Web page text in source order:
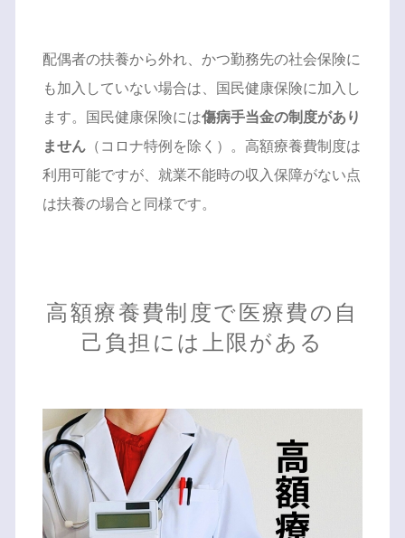
配偶者の扶養から外れ、かつ勤務先の社会保険に
も加入していない場合は、国民健康保険に加入し
ます。国民健康保険には傷病手当金の制度があり
ません（コロナ特例を除く）。高額療養費制度は
利用可能ですが、就業不能時の収入保障がない点
は扶養の場合と同様です。
高額療養費制度で医療費の自
己負担には上限がある